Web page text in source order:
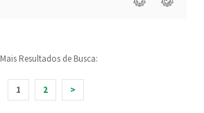
Mais Resultados de Busca:
1 2 >